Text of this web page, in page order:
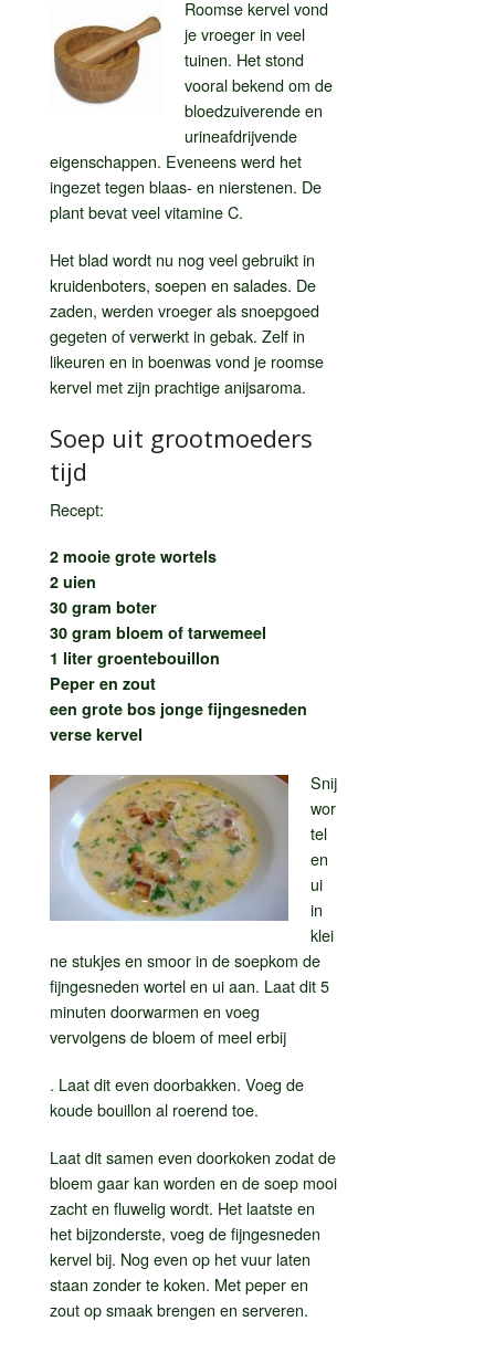
Roomse kervel vond
je vroeger in veel
tuinen. Het stond
vooral bekend om de
bloedzuiverende en
urineafdrijvende
eigenschappen. Eveneens werd het
ingezet tegen blaas- en nierstenen. De
plant bevat veel vitamine C.
Het blad wordt nu nog veel gebruikt in
kruidenboters, soepen en salades. De
zaden, werden vroeger als snoepgoed
gegeten of verwerkt in gebak. Zelf in
likeuren en in boenwas vond je roomse
kervel met zijn prachtige anijsaroma.
Soep uit grootmoeders
tijd
Recept:
2 mooie grote wortels
2 uien
30 gram boter
30 gram bloem of tarwemeel
1 liter groentebouillon
Peper en zout
een grote bos jonge fijngesneden
verse kervel
Snij
wor
tel
en
ui
in
klei
ne stukjes en smoor in de soepkom de
fijngesneden wortel en ui aan. Laat dit 5
minuten doorwarmen en voeg
vervolgens de bloem of meel erbij
. Laat dit even doorbakken. Voeg de
koude bouillon al roerend toe.
Laat dit samen even doorkoken zodat de
bloem gaar kan worden en de soep mooi
zacht en fluwelig wordt. Het laatste en
het bijzonderste, voeg de fijngesneden
kervel bij. Nog even op het vuur laten
staan zonder te koken. Met peper en
zout op smaak brengen en serveren.